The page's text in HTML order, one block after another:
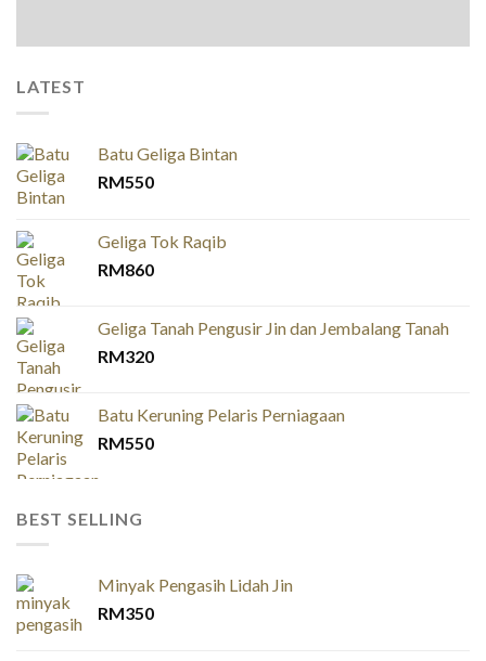
LATEST
Batu Geliga Bintan
RM550
Geliga Tok Raqib
RM860
Geliga Tanah Pengusir Jin dan Jembalang Tanah
RM320
Batu Keruning Pelaris Perniagaan
RM550
BEST SELLING
Minyak Pengasih Lidah Jin
RM350